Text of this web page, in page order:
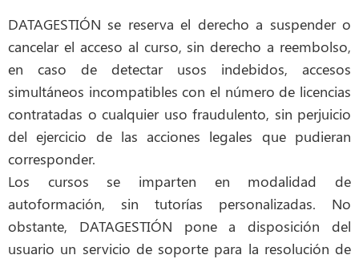
DATAGESTIÓN se reserva el derecho a suspender o
cancelar el acceso al curso, sin derecho a reembolso,
en caso de detectar usos indebidos, accesos
simultáneos incompatibles con el número de licencias
contratadas o cualquier uso fraudulento, sin perjuicio
del ejercicio de las acciones legales que pudieran
corresponder.
Los cursos se imparten en modalidad de
autoformación, sin tutorías personalizadas. No
obstante, DATAGESTIÓN pone a disposición del
usuario un servicio de soporte para la resolución de